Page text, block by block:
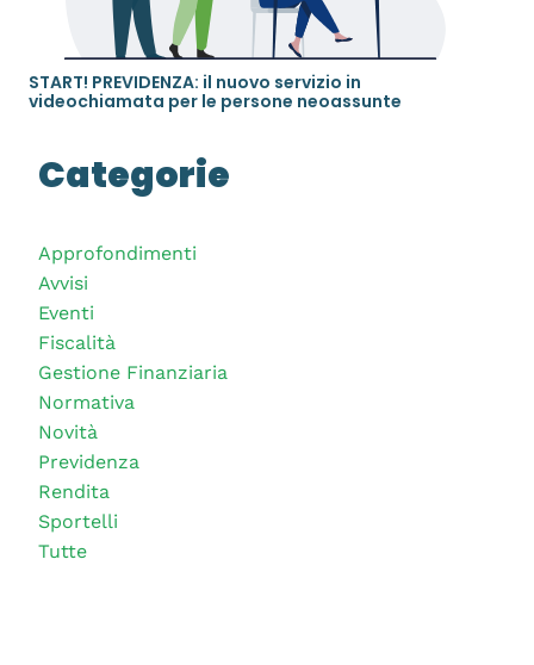
START! PREVIDENZA: il nuovo servizio in
videochiamata per le persone neoassunte
Categorie
Approfondimenti
Avvisi
Eventi
Fiscalità
Gestione Finanziaria
Normativa
Novità
Previdenza
Rendita
Sportelli
Tutte